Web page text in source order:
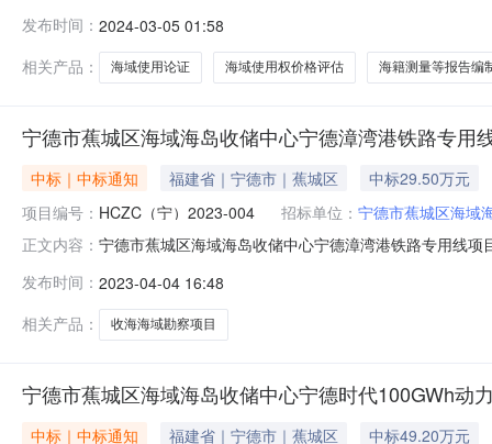
获取采购文件，并于2024年03月15日15点00分（北京
目海域使用论证、海域使
发布时间： 2024-03-05 01:58
相关产品：
海域使用论证 海域使用权价格评估 海籍测量等报告编
宁德市蕉城区海域海岛收储中心宁德漳湾港铁路专用
中标｜中标通知 福建省｜宁德市｜蕉城区
中标29.50万元
项目编号： HCZC（宁）2023-004 招标单位： 宁德市蕉城区海域
正文内容： 宁德市蕉城区海域海岛收储中心宁德漳湾港铁路专用线
29.5000000（万元）四、主要标的信息序号供应商名称
文件详见磋商文件
发布时间： 2023-04-04 16:48
相关产品：
收海海域勘察项目
宁德市蕉城区海域海岛收储中心宁德时代100GWh动
中标｜中标通知 福建省｜宁德市｜蕉城区
中标49.20万元